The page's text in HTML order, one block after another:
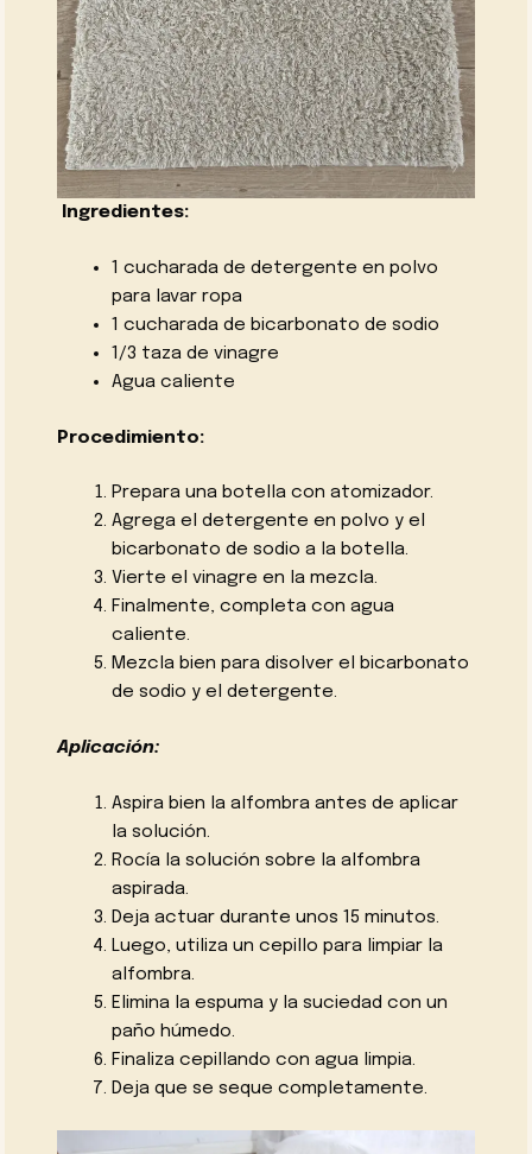
Ingredientes:
1 cucharada de detergente en polvo
para lavar ropa
1 cucharada de bicarbonato de sodio
1/3 taza de vinagre
Agua caliente
Procedimiento:
Prepara una botella con atomizador.
Agrega el detergente en polvo y el
bicarbonato de sodio a la botella.
Vierte el vinagre en la mezcla.
Finalmente, completa con agua
caliente.
Mezcla bien para disolver el bicarbonato
de sodio y el detergente.
Aplicación:
Aspira bien la alfombra antes de aplicar
la solución.
Rocía la solución sobre la alfombra
aspirada.
Deja actuar durante unos 15 minutos.
Luego, utiliza un cepillo para limpiar la
alfombra.
Elimina la espuma y la suciedad con un
paño húmedo.
Finaliza cepillando con agua limpia.
Deja que se seque completamente.